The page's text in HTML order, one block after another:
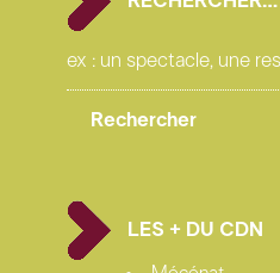
LES + DU CDN